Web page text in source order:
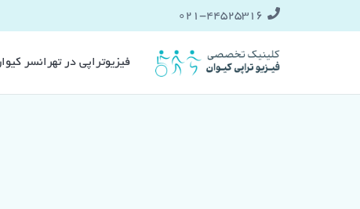
021-۴۴۵۲۵۳۱۶
فیزیوتراپی در تهرانسر